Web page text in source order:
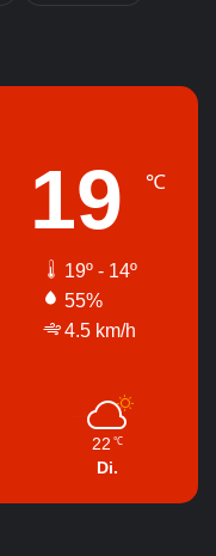
19 ℃
19º - 14º
55%
4.5 km/h
22 ℃
Di.